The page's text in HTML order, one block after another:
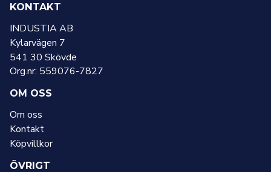
KONTAKT
INDUSTIA AB
Kylarvägen 7
541 30 Skövde
Org.nr: 559076-7827
OM OSS
Om oss
Kontakt
Köpvillkor
ÖVRIGT